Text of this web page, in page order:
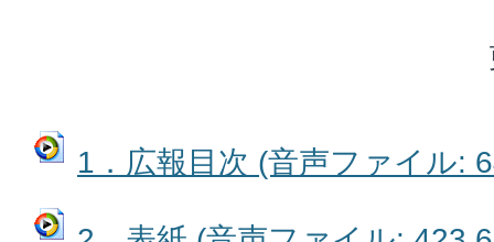
1．広報目次 (音声ファイル: